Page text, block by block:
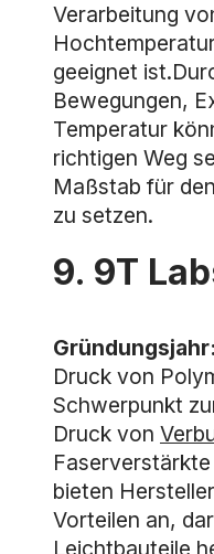
Verarbeitung
geeignet
Bewegungen,
Temperatur
richtigen Weg
Maßstab für
zu setzen.
9. 9T
Druck von
Schwerpunkt
Druck von
bieten
Vorteilen an,
Leichtbauteile